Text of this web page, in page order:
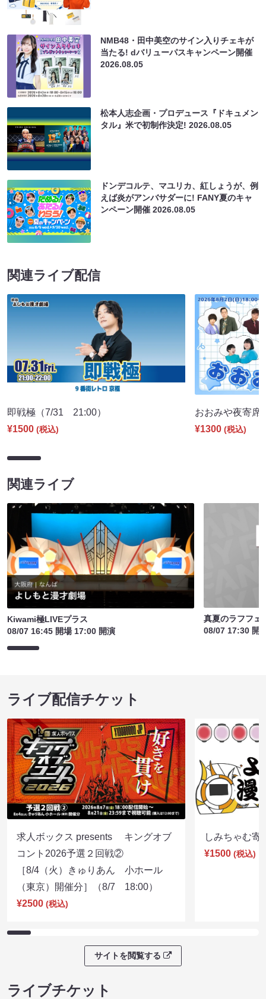
NMB48・田中美空のサイン入りチェキが
当たる! dバリューパスキャンペーン開催
2026.08.05
松本人志企画・プロデュース『ドキュメン
タル』米で初制作決定!2026.08.05
ドンデコルテ、マユリカ、紅しょうが、例
えば炎がアンバサダーに! FANY夏のキャ
ンペーン開催2026.08.05
関連ライブ配信
即戦極（7/31 21:00）
¥1500 (税込)
おおみや夜寄
¥1300 (税込)
関連ライブ
Kiwami極LIVEプラス
08/07 16:45 開場 17:00 開演
真夏のラフフェ
08/07 17:30 開
ライブ配信チケット
求人ボックス presents キングオブ
コント2026予選２回戦②
［8/4（火）きゅりあん 小ホール
（東京）開催分］（8/7 18:00）
¥2500 (税込)
しみちゃむ
¥1500 (税込)
サイトを閲覧する
ライブチケット